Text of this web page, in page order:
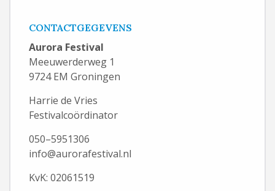
CONTACTGEGEVENS
Aurora Festival
Meeuwerderweg 1
9724 EM Groningen
Harrie de Vries
Festivalcoördinator
050–5951306
info@aurorafestival.nl
KvK: 02061519